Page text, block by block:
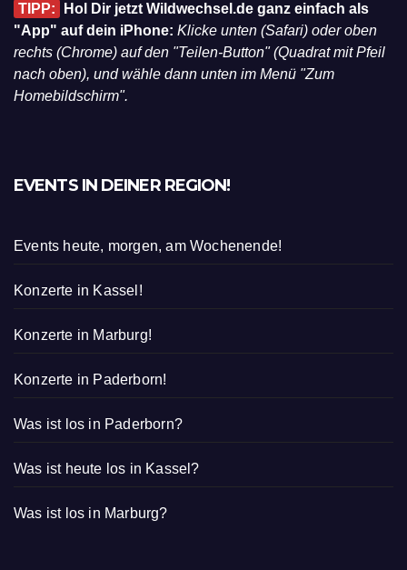
TIPP:
Hol Dir jetzt Wildwechsel.de ganz einfach als
"App" auf dein iPhone: Klicke unten (Safari) oder oben
rechts (Chrome) auf den "Teilen-Button" (Quadrat mit Pfeil
nach oben), und wähle dann unten im Menü "Zum
Homebildschirm".
EVENTS IN DEINER REGION!
Events heute, morgen, am Wochenende!
Konzerte in Kassel!
Konzerte in Marburg!
Konzerte in Paderborn!
Was ist los in Paderborn?
Was ist heute los in Kassel?
Was ist los in Marburg?